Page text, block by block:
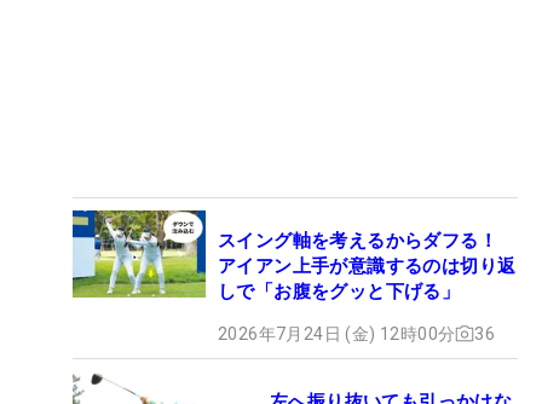
スイング軸を考えるからダフる！
アイアン上手が意識するのは切り返
しで「お腹をグッと下げる」
2026年7月24日 (金) 12時00分 36